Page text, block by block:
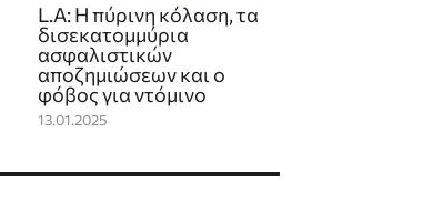
L.A: Η πύρινη κόλαση, τα
δισεκατομμύρια
ασφαλιστικών
αποζημιώσεων και ο
φόβος για ντόμινο
13.01.2025